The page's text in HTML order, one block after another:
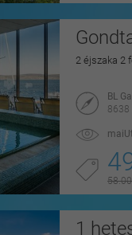
2 éjszaka 2
BL
8638
1